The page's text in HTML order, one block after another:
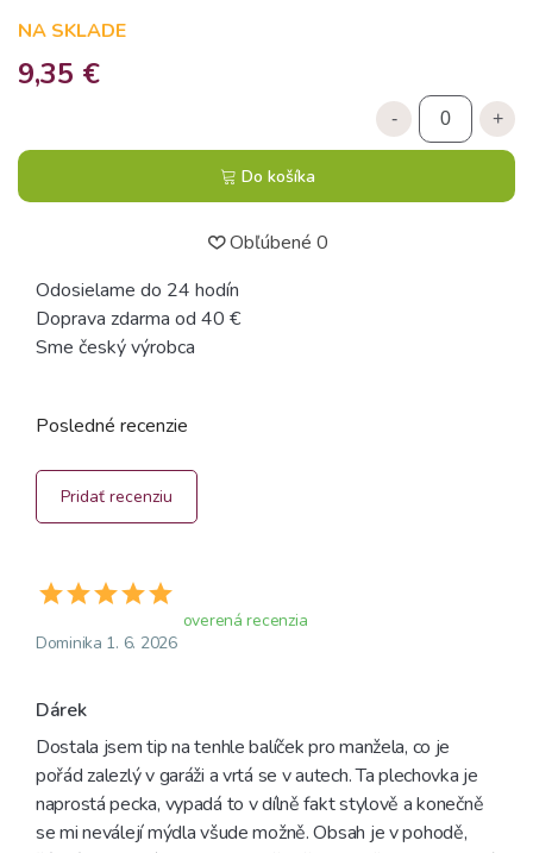
NA SKLADE
9,35 €
- +
Do košíka
Obľúbené 0
Odosielame do 24 hodín
Doprava zdarma od 40 €
Sme český výrobca
Posledné recenzie
Pridať recenziu
overená recenzia
Dominika 1. 6. 2026
Dárek
Dostala jsem tip na tenhle balíček pro manžela, co je
pořád zalezlý v garáži a vrtá se v autech. Ta plechovka je
naprostá pecka, vypadá to v dílně fakt stylově a konečně
se mi neválejí mýdla všude možně. Obsah je v pohodě,